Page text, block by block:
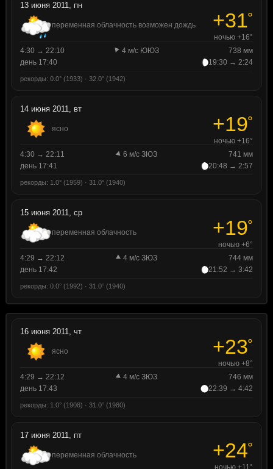
13 июня 2011, пн
переменная облачность возможен дождь +31°
ночью +16°
4:30 → 22:10
4 м/с ЮЮЗ
738 мм
день 17:40
19:30 → 2:24
рекорды: 0.0° (1933) · 32.0° (1942)
14 июня 2011, вт
ясно +19°
ночью +16°
4:30 → 22:11
6 м/с ЗЮЗ
741 мм
день 17:41
20:48 → 2:57
рекорды: 1.0° (1959) · 31.0° (1940)
15 июня 2011, ср
переменная облачность +19°
ночью +6°
4:29 → 22:12
4 м/с ЗЮЗ
744 мм
день 17:42
21:52 → 3:42
рекорды: 0.0° (1992) · 31.0° (1940)
16 июня 2011, чт
ясно +23°
ночью +8°
4:29 → 22:12
4 м/с ЗЮЗ
746 мм
день 17:43
22:39 → 4:42
рекорды: 1.0° (1908) · 31.0° (1980)
17 июня 2011, пт
переменная облачность +24°